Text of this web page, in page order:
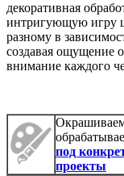
декоративная
интригующую игру
разному в
создавая ощущение
внимание каждого
под
проекты